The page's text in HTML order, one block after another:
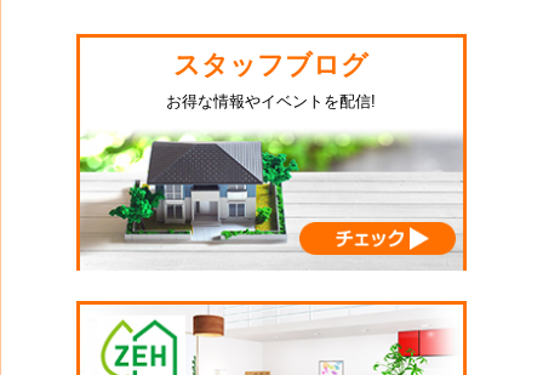
スタッフブログ
お得な情報やイベントを配信!